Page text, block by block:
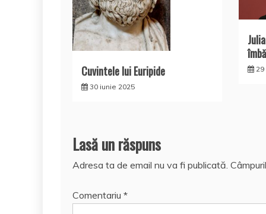
Cuvintele lui Euripide
30 iunie 2025
Lasă un răspuns
Adresa ta de email nu va fi publicată.
Comentariu *